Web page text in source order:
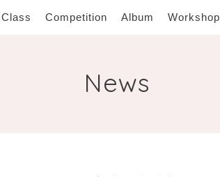
Class Competition Album Workshop
News